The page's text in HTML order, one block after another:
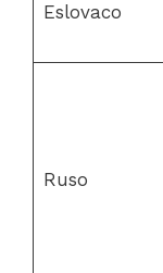
Eslovaco
Ruso